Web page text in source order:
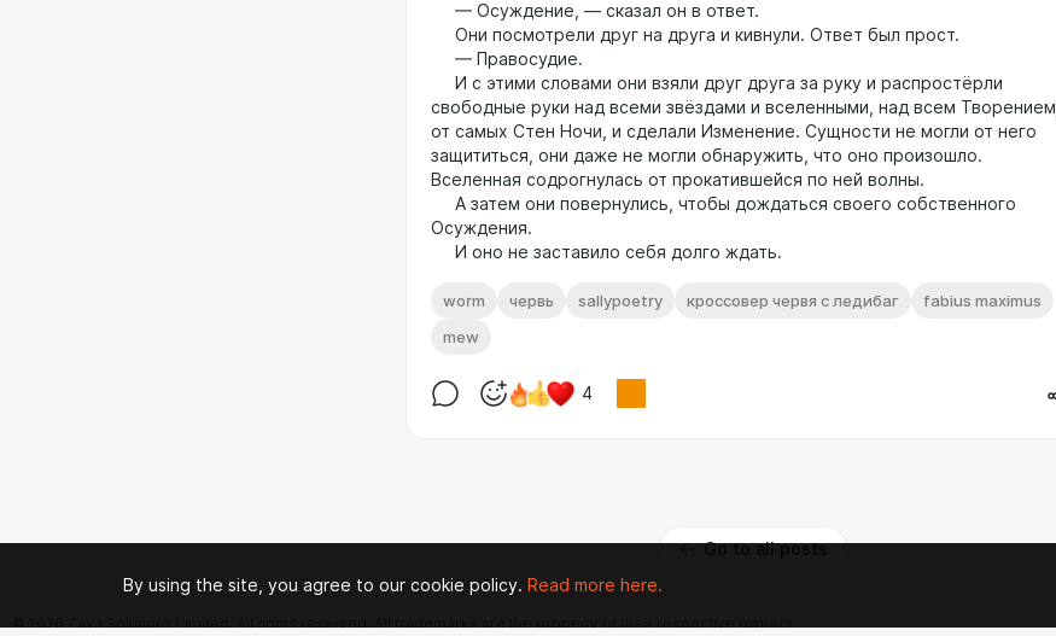
— Осуждение, — сказал он в ответ.
Они посмотрели друг на друга и кивнули. Ответ был прост.
— Правосудие.
И с этими словами они взяли друг друга за руку и распростёрли
свободные руки над всеми звёздами и вселенными, над всем Творением,
от самых Стен Ночи, и сделали Изменение. Сущности не могли от него
защититься, они даже не могли обнаружить, что оно произошло.
Вселенная содрогнулась от прокатившейся по ней волны.
А затем они повернулись, чтобы дождаться своего собственного
Осуждения.
И оно не заставило себя долго ждать.
worm червь sallypoetry кроссовер червя с ледибаг
fabius maximus
mew
4
Go to all posts
© 2026 Zaya Solutions Limited. All rights reserved. All trademarks are the property of their respective owners.
By using the site, you agree to our cookie policy. Read more here.